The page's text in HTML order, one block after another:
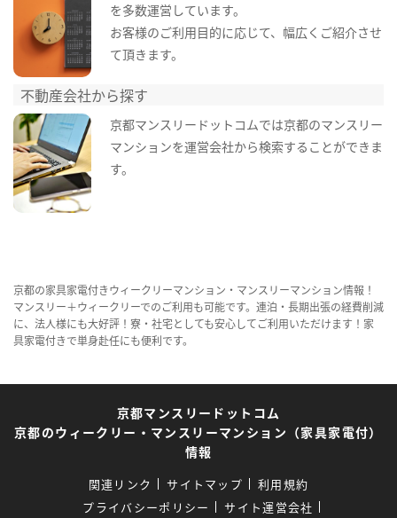
を多数運営しています。
お客様のご利用目的に応じて、幅広くご紹介させ
て頂きます。
不動産会社から探す
京都マンスリードットコムでは京都のマンスリー
マンションを運営会社から検索することができま
す。
京都の家具家電付きウィークリーマンション・マンスリーマンション情報！
マンスリー＋ウィークリーでのご利用も可能です。連泊・長期出張の経費削減
に、法人様にも大好評！寮・社宅としても安心してご利用いただけます！家
具家電付きで単身赴任にも便利です。
京都マンスリードットコム
京都のウィークリー・マンスリーマンション（家具家電付）
情報
関連リンク サイトマップ
利用規約
プライバシーポリシー
サイト運営会社